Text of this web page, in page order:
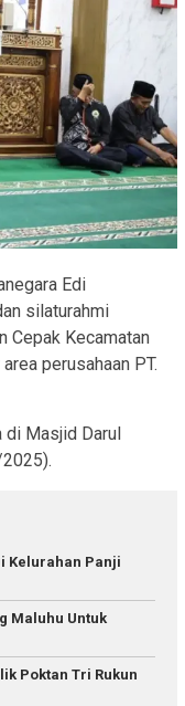
Edi
silaturahmi
Cepak Kecamatan
perusahaan PT.
di Masjid Darul
Kelurahan Panji
Maluhu Untuk
Poktan Tri Rukun